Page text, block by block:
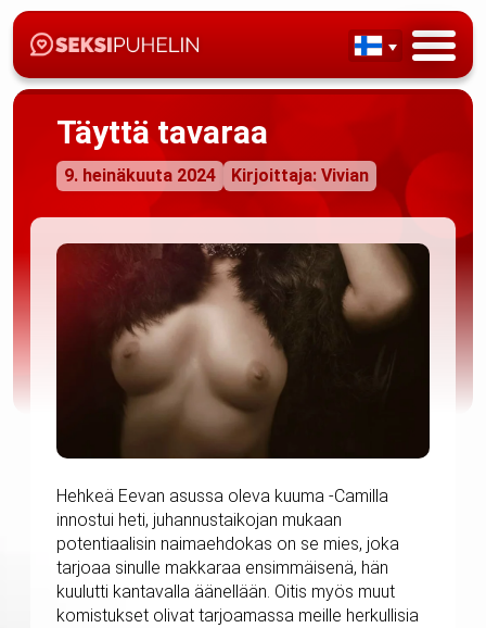
Täyttä tavaraa
9. heinäkuuta 2024 Kirjoittaja: Vivian
Hehkeä Eevan asussa oleva kuuma -Camilla
innostui heti, juhannustaikojan mukaan
potentiaalisin naimaehdokas on se mies, joka
tarjoaa sinulle makkaraa ensimmäisenä, hän
kuulutti kantavalla äänellään. Oitis myös muut
komistukset olivat tarjoamassa meille herkullisia